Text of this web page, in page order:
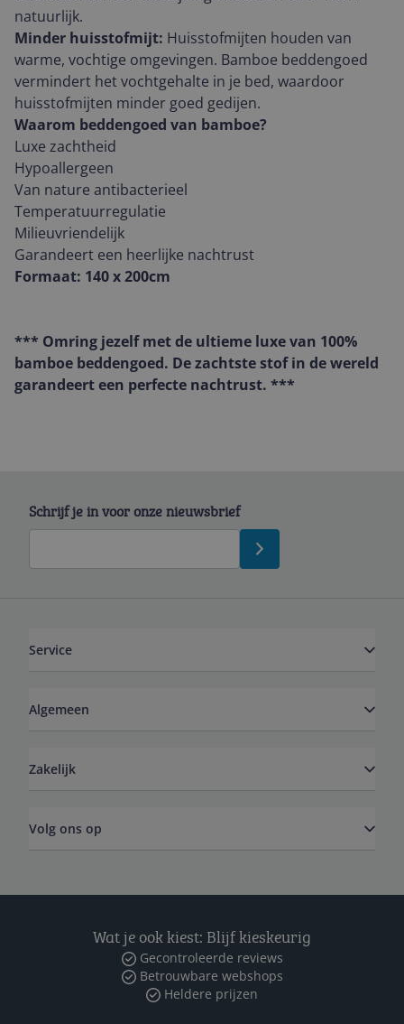
natuurlijk.
Minder huisstofmijt: Huisstofmijten houden van
warme, vochtige omgevingen. Bamboe beddengoed
vermindert het vochtgehalte in je bed, waardoor
huisstofmijten minder goed gedijen.
Waarom beddengoed van bamboe?
Luxe zachtheid
Hypoallergeen
Van nature antibacterieel
Temperatuurregulatie
Milieuvriendelijk
Garandeert een heerlijke nachtrust
Formaat: 140 x 200cm
*** Omring jezelf met de ultieme luxe van 100%
bamboe beddengoed. De zachtste stof in de wereld
garandeert een perfecte nachtrust. ***
Schrijf je in voor onze nieuwsbrief
Service
Algemeen
Zakelijk
Volg ons op
Wat je ook kiest: Blijf kieskeurig
Gecontroleerde reviews
Betrouwbare webshops
Heldere prijzen